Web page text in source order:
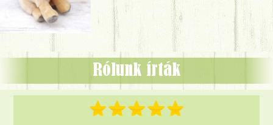
Rólunk írták